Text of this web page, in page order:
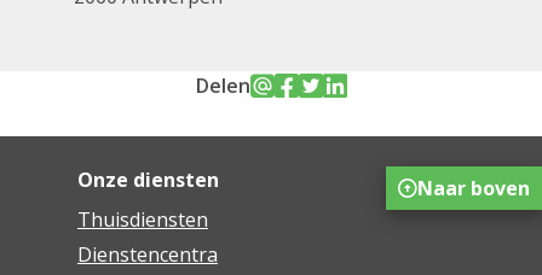
Delen
Onze diensten
Thuisdiensten
Dienstencentra
Naar boven